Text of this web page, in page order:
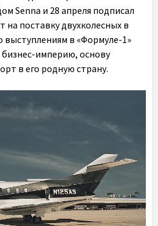
Senna и 28 апреля подписал
на поставку двухколесных в
в «Формуле-1»
империю, основу
в его родную страну.